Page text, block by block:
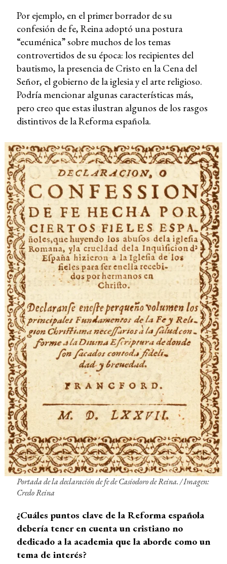
Por ejemplo, en el primer borrador de su
confesión de fe, Reina adoptó una postura
“ecuménica” sobre muchos de los temas
controvertidos de su época: los recipientes del
bautismo, la presencia de Cristo en la Cena del
Señor, el gobierno de la iglesia y el arte religioso.
Podría mencionar algunas características más,
pero creo que estas ilustran algunos de los rasgos
distintivos de la Reforma española.
Portada de la declaración de fe de Casiodoro de Reina. /Imagen:
Credo Reina
¿Cuáles puntos clave de la Reforma española
debería tener en cuenta un cristiano no
dedicado a la academia que la aborde como un
tema de interés?